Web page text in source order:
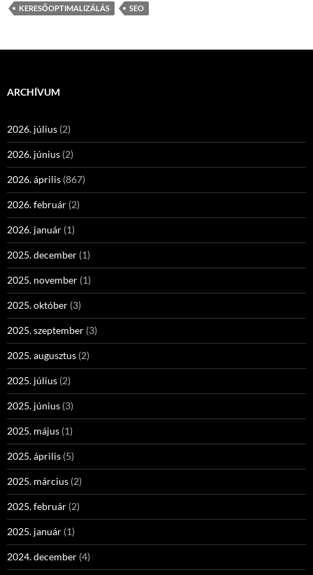
KERESŐOPTIMALIZÁLÁS SEO
ARCHÍVUM
2026. július (2)
2026. június (2)
2026. április (867)
2026. február (2)
2026. január (1)
2025. december (1)
2025. november (1)
2025. október (3)
2025. szeptember (3)
2025. augusztus (2)
2025. július (2)
2025. június (3)
2025. május (1)
2025. április (5)
2025. március (2)
2025. február (2)
2025. január (1)
2024. december (4)